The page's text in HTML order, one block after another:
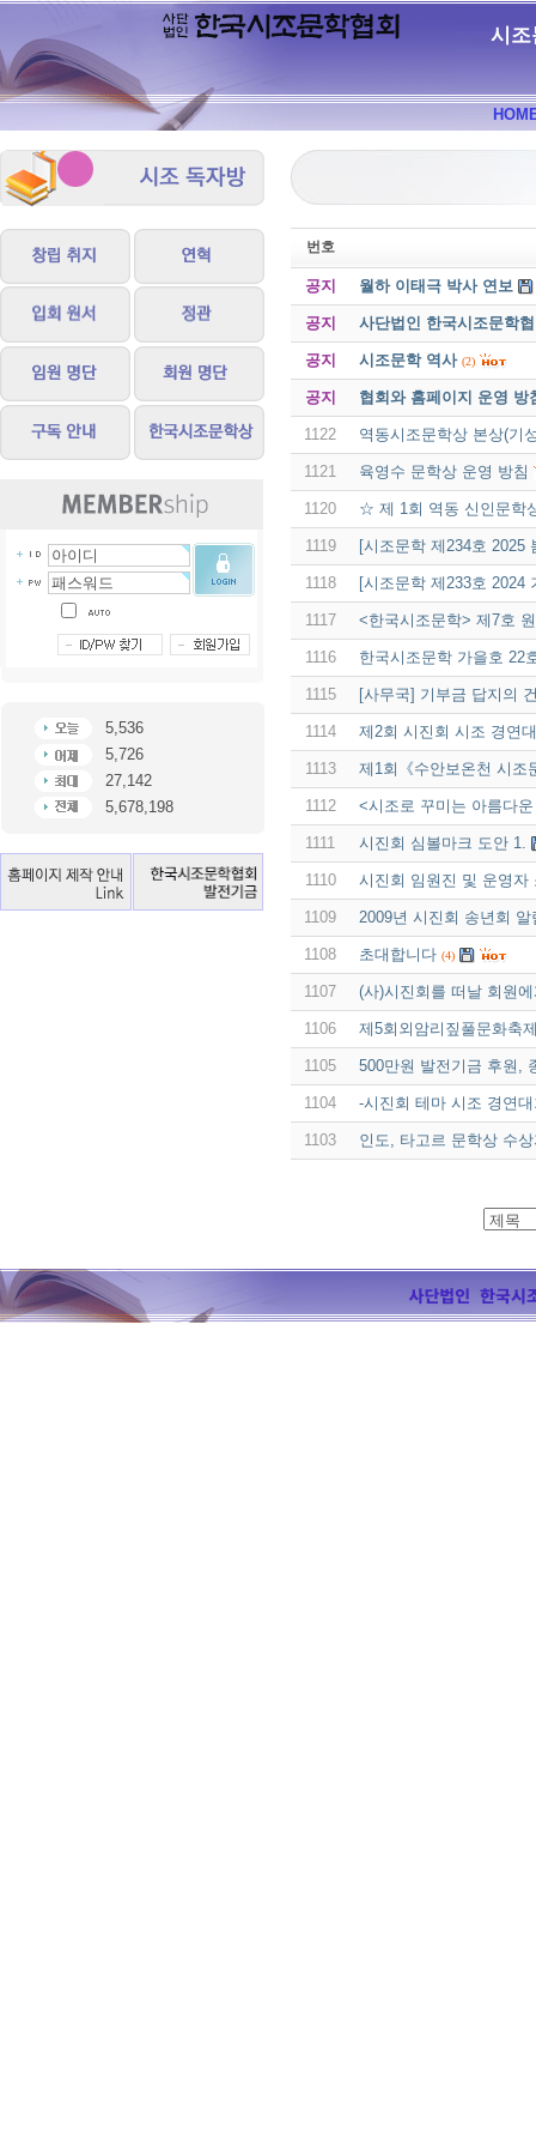
시조
5,536
5,726
27,142
5,678,198
번호
공지 월하 이태극 박사 연보
공지 사단법인 한국시조문학
공지 시조문학 역사 (2)
공지 협회와 홈페이지 운영 방
1122 역동시조문학상 본상(기
1121 육영수 문학상 운영 방침
1120 ☆ 제 1회 역동 신인문학
1119 [시조문학 제234호 2025
1118 [시조문학 제233호 2024
1117 <한국시조문학> 제7호
1116 한국시조문학 가을호 22
1115 [사무국] 기부금 답지의
1114 제2회 시진회 시조 경연
1113 제1회《수안보온천 시
1112 <시조로 꾸미는 아름다
1111 시진회 심볼마크 도안 1.
1110 시진회 임원진 및 운영자
1109 2009년 시진회 송년회 알
1108 초대합니다 (4)
1107 (사)시진회를 떠날 회원
1106 제5회외암리짚풀문화축
1105 500만원 발전기금 후원,
1104 -시진회 테마 시조 경연대
1103 인도, 타고르 문학상 수